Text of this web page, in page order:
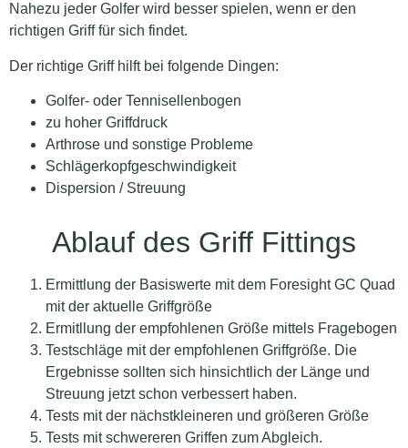
Nahezu jeder Golfer wird besser spielen, wenn er den
richtigen Griff für sich findet.
Der richtige Griff hilft bei folgende Dingen:
Golfer- oder Tennisellenbogen
zu hoher Griffdruck
Arthrose und sonstige Probleme
Schlägerkopfgeschwindigkeit
Dispersion / Streuung
Ablauf des Griff Fittings
Ermittlung der Basiswerte mit dem Foresight GC Quad
mit der aktuelle Griffgröße
Ermitllung der empfohlenen Größe mittels Fragebogen
Testschläge mit der empfohlenen Griffgröße. Die
Ergebnisse sollten sich hinsichtlich der Länge und
Streuung jetzt schon verbessert haben.
Tests mit der nächstkleineren und größeren Größe
Tests mit schwereren Griffen zum Abgleich.